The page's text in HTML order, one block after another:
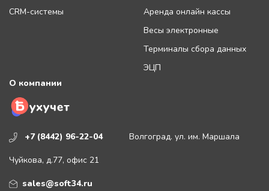
+7 (8442) 96-22-04 Волгоград. ул. им. Маршала
Чуйкова, д.77, офис 21
sales@soft34.ru
CRM-системы
Аренда онлайн кассы
Весы электронные
Терминалы сбора данных
ЭЦП
О компании